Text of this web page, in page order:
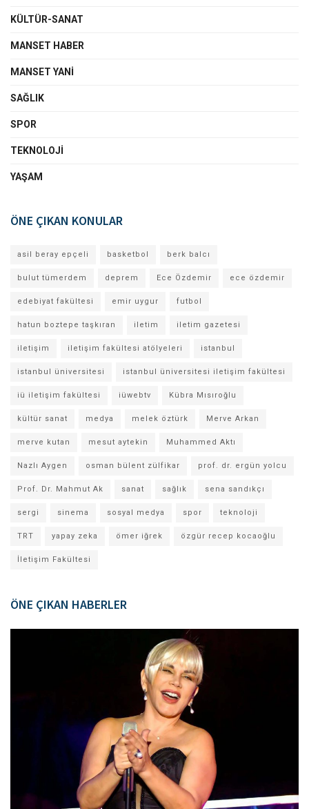
KÜLTÜR-SANAT
MANSET HABER
MANSET YANI
SAĞLIK
SPOR
TEKNOLOJI
YAŞAM
ÖNE ÇIKAN KONULAR
asil beray epçeli basketbol berk balcı
bulut tümerdem deprem Ece Özdemir ece özdemir
edebiyat fakültesi emir uygur futbol
hatun boztepe taşkıran iletim iletim gazetesi
iletişim iletişim fakültesi atölyeleri istanbul
istanbul üniversitesi istanbul üniversitesi iletişim fakültesi
iü iletişim fakültesi iüwebtv Kübra Mısıroğlu
kültür sanat medya melek öztürk Merve Arkan
merve kutan mesut aytekin Muhammed Aktı
Nazlı Aygen osman bülent zülfikar prof. dr. ergün yolcu
Prof. Dr. Mahmut Ak sanat sağlık sena sandıkçı
sergi sinema sosyal medya spor teknoloji
TRT yapay zeka ömer iğrek özgür recep kocaoğlu
İletişim Fakültesi
ÖNE ÇIKAN HABERLER